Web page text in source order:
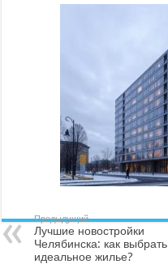
Предыдущий
Лучшие новостройки
Челябинска: как выбрать
идеальное жилье?